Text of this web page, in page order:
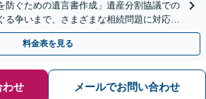
防ぐための遺言書作成」遺産分割協議での
る争いまで、さまざまな相続問題に対応し
WEB面談対応で安心の相談」
料金表を見る
わせ メールでお問い合わせ